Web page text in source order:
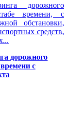
дорожного
времени, с
обстановки,
средств,
дорожного
с